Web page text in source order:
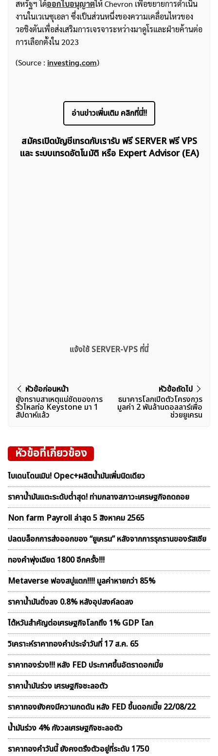
ค้นหา
สหรัฐฯ ได้ออกใบอนุญาตให้ Chevron เพื่อขยายการดำเนิน
งานในเวเนซุเอลา ซึ่งเป็นส่วนหนึ่งของความเคลื่อนไหวของ
วอชิงตันเพื่อส่งเสริมการเจรจาระหว่างมาดูโรและฝ่ายค้านต่อ
การเลือกตั้งใน 2023
(Source : investing.com)
อ่านข่าวเพิ่มเติม คลิกที่นี่!!
สมัครเปิดบัญชีเทรดกับเรารับ ฟรี SERVER ฟรี VPS
และ ระบบเทรดอัตโนมัติ หรือ Expert Advisor (EA)
แจ้งใช้ SERVER-VPS ที่นี่
แนะแนว
เรื่อง
หัวข้อก่อนหน้า
ยังทราบสาเหตุแน่ชัดของการ
รั่วไหลท่อ Keystone มา 1
สัปดาห์แล้ว
หัวข้อถัดไป
ธนาคารโลกเปิดตัวโครงการ
มูลค่า 2 พันล้านดอลลาร์เพื่อ
ช่วยยูเครน
หัวข้อที่เกี่ยวข้อง
ไบเดนโดนเมิน! Opec+ผลิตน้ำมันเพิ่มนิดเดียว
ราคาน้ำมันแตะระดับต่ำสุด! ท่ามกลางสภาวะเศรษฐกิจถดถอย
Non farm Payroll ล่าสุด 5 สิงหาคม 2565
ปลดบล็อกการส่งออกของ “ยูเครน” หลังจากการรุกรานของรัสเซีย
ทองคำพุ่งเฉียด 1800 อีกครั้ง!!!
Metaverse ฟองสบู่เเตก!!!! มูลค่าหายกว่า 85%
ราคาน้ำมันดิ่งลง 0.8% หลังอุปสงค์ลดลง
ไต้หวันสำคัญต่อเศรษฐกิจโลกถึง 1% GDP โลก
วิเคราะห์ราคาทองคําประจำวันที่ 17 ส.ค. 65
ราคาทองร่วง!!! หลัง FED ประกาศขึ้นอัตราดอกเบี้ย
ราคาน้ำมันร่วง เศรษฐกิจชะลอตัว
ราคาทองยังคงมีความกดดัน หลัง FED ขึ้นดอกเบี้ย 22/08/22
น้ำมันร่วง 4% กังวลเศรษฐกิจชะลอตัว
ราคาทองคำวันนี้ ยังคงตรึงตัวอยู่ที่ระดับ 1750